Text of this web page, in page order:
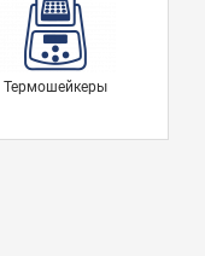
Термошейкеры